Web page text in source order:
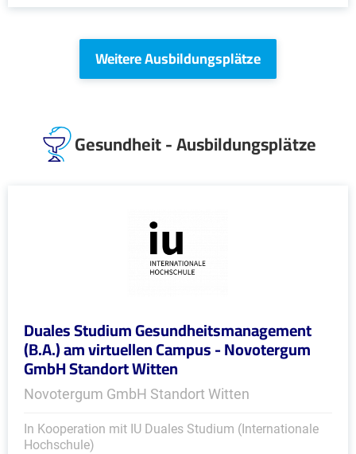
Weitere Ausbildungsplätze
Gesundheit - Ausbildungsplätze
Duales Studium Gesundheitsmanagement
(B.A.) am virtuellen Campus - Novotergum
GmbH Standort Witten
Novotergum GmbH Standort Witten
In Kooperation mit IU Duales Studium (Internationale
Hochschule)